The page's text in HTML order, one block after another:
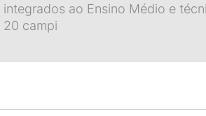
integrados ao Ensino Médio e
20 campi